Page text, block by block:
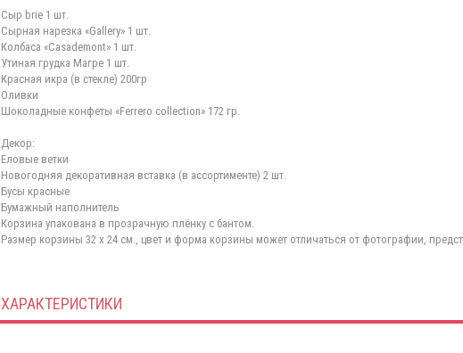
Сыр brie 1 шт.
Сырная нарезка «Gallery» 1 шт.
Колбаса «Casademont» 1 шт.
Утиная грудка Магре 1 шт.
Красная икра (в стекле) 200гр
Оливки
Шоколадные конфеты «Ferrero collection» 172 гр.
Декор:
Еловые ветки
Новогодняя декоративная вставка (в ассортименте) 2 шт.
Бусы красные
Бумажный наполнитель
Корзина упакована в прозрачную плёнку с бантом.
Размер корзины 32 х 24 см., цвет и форма корзины может отличаться от фотографии,
ХАРАКТЕРИСТИКИ